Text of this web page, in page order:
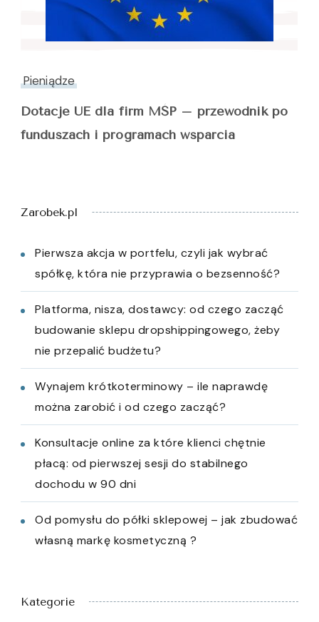
Pieniądze
Dotacje UE dla firm MŚP – przewodnik po
funduszach i programach wsparcia
Zarobek.pl
Pierwsza akcja w portfelu, czyli jak wybrać
spółkę, która nie przyprawia o bezsenność?
Platforma, nisza, dostawcy: od czego zacząć
budowanie sklepu dropshippingowego, żeby
nie przepalić budżetu?
Wynajem krótkoterminowy – ile naprawdę
można zarobić i od czego zacząć?
Konsultacje online za które klienci chętnie
płacą: od pierwszej sesji do stabilnego
dochodu w 90 dni
Od pomysłu do półki sklepowej – jak zbudować
własną markę kosmetyczną ?
Kategorie